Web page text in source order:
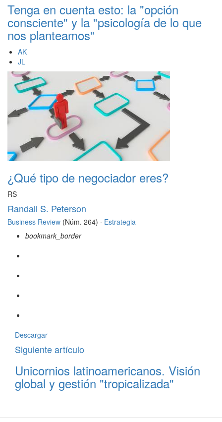
Tenga en cuenta esto: la "opción
consciente" y la "psicología de lo que
nos planteamos"
AK
JL
¿Qué tipo de negociador eres?
RS
Randall S. Peterson
Business Review (Núm. 264) · Estrategia
bookmark_border
Descargar
Siguiente artículo
Unicornios latinoamericanos. Visión
global y gestión "tropicalizada"